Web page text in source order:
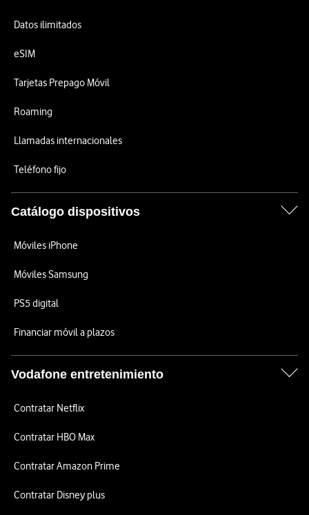
Datos ilimitados
eSIM
Tarjetas Prepago Móvil
Roaming
Llamadas internacionales
Teléfono fijo
Catálogo dispositivos
Móviles iPhone
Móviles Samsung
PS5 digital
Financiar móvil a plazos
Vodafone entretenimiento
Contratar Netflix
Contratar HBO Max
Contratar Amazon Prime
Contratar Disney plus